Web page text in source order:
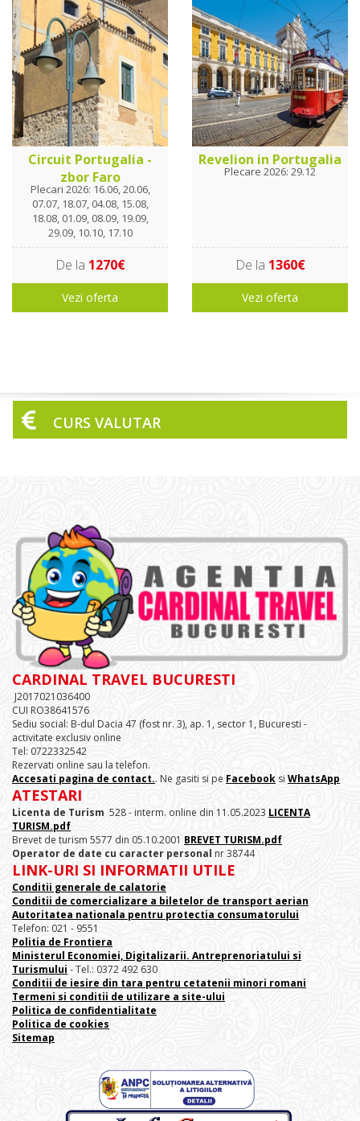
Circuit Portugalia -
zbor Faro
Plecari 2026: 16.06, 20.06,
07.07, 18.07, 04.08, 15.08,
18.08, 01.09, 08.09, 19.09,
29.09, 10.10, 17.10
De la 1270€
Vezi oferta
Revelion in Portugalia
Plecare 2026: 29.12
De la 1360€
Vezi oferta
CURS VALUTAR
CARDINAL TRAVEL BUCURESTI
J2017021036400
CUI RO38641576
Sediu social: B-dul Dacia 47 (fost nr. 3), ap. 1, sector 1, Bucuresti -
activitate exclusiv online
Tel: 0722332542
Rezervati online sau la telefon.
Accesati pagina de contact.. Ne gasiti si pe Facebook si WhatsApp
ATESTARI
Licenta de Turism 528 - interm. online din 11.05.2023 LICENTA
TURISM.pdf
Brevet de turism 5577 din 05.10.2001 BREVET TURISM.pdf
Operator de date cu caracter personal nr 38744
LINK-URI SI INFORMATII UTILE
Conditii generale de calatorie
Conditii de comercializare a biletelor de transport aerian
Autoritatea nationala pentru protectia consumatorului
Telefon: 021 - 9551
Politia de Frontiera
Ministerul Economiei, Digitalizarii. Antreprenoriatului si
Turismului - Tel.: 0372 492 630
Conditii de iesire din tara pentru cetatenii minori romani
Termeni si conditii de utilizare a site-ului
Politica de confidentialitate
Politica de cookies
Sitemap